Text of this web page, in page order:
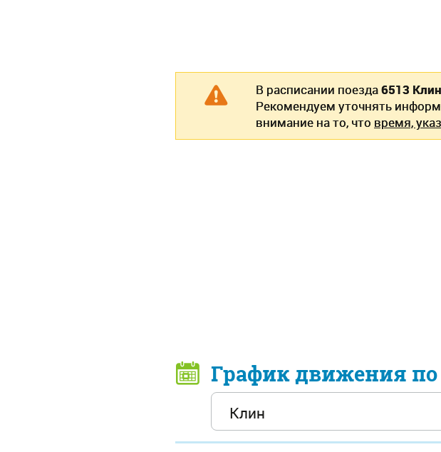
В расписании поезда6513
Рекомендуем уточнять
внимание на то, что время,
График движения